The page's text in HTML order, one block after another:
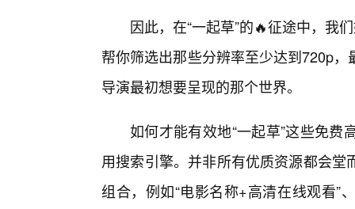
因此，在“一起草”的🔥征途中，我
帮你筛选出那些分辨率至少达到720p
导演最初想要呈现的那个世界。
如何才能有效地“一起草”这些免
用搜索引擎。并非所有优质资源都会
组合，例如“电影名称+高清在线观看”